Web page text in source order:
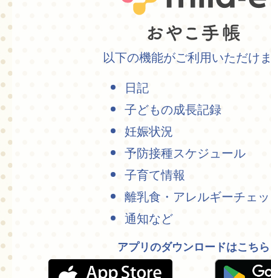
以下の機能がご利用いただけ
日記
子どもの成長記録
妊娠状況
予防接種スケジュール
子育て情報
離乳食・アレルギーチェ
通知など
アプリのダウンロードはこちら